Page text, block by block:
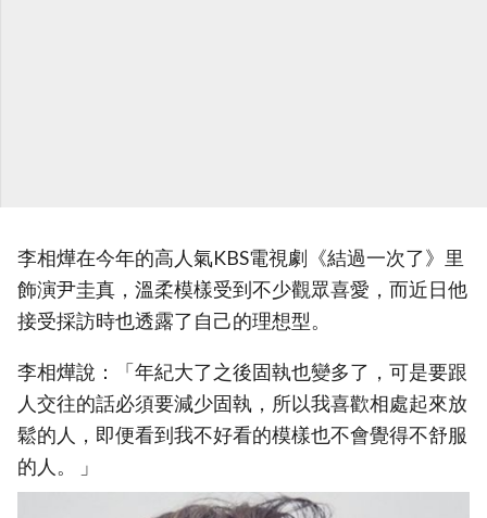
李相燁在今年的高人氣KBS電視劇《結過一次了》里
飾演尹圭真，溫柔模樣受到不少觀眾喜愛，而近日他
接受採訪時也透露了自己的理想型。
李相燁說：「年紀大了之後固執也變多了，可是要跟
人交往的話必須要減少固執，所以我喜歡相處起來放
鬆的人，即便看到我不好看的模樣也不會覺得不舒服
的人。 」